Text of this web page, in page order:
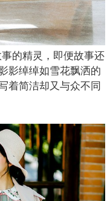
的精灵，即便故事还
影绰绰如雪花飘洒的
着简洁却又与众不同